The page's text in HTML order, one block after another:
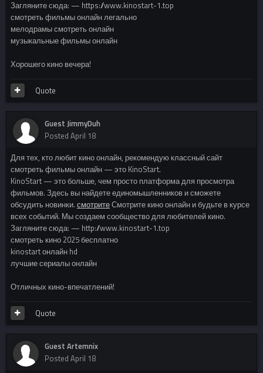
Загляните сюда: — https://www.kinostart-1.top
смотреть фильмы онлайн легально
мелодрамы смотреть онлайн
музыкальные фильмы онлайн
Хорошего кино вечера!
Quote
Guest JimmyDuh
Posted April 18
Для тех, кто любит кино онлайн, рекомендую классный сайт
смотреть фильмы онлайн — это KinoStart.
KinoStart — это больше, чем просто платформа для просмотра
фильмов. Здесь вы найдете единомышленников и сможете
обсудить новинки. смотритеСмотрите кино онлайн и будьте в курсе
всех событий. Мы создаем сообщество для любителей кино.
Загляните сюда: — http://www.kinostart-1.top
смотреть кино 2025 бесплатно
kinostart онлайн hd
лучшие сериалы онлайн
Отличных кино-впечатлений!
Quote
Guest Artemnix
Posted April 18